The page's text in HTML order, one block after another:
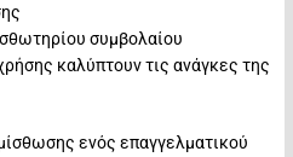
συμβολαίου
καλύπτουν τις ανάγκες της
ενός επαγγελματικού